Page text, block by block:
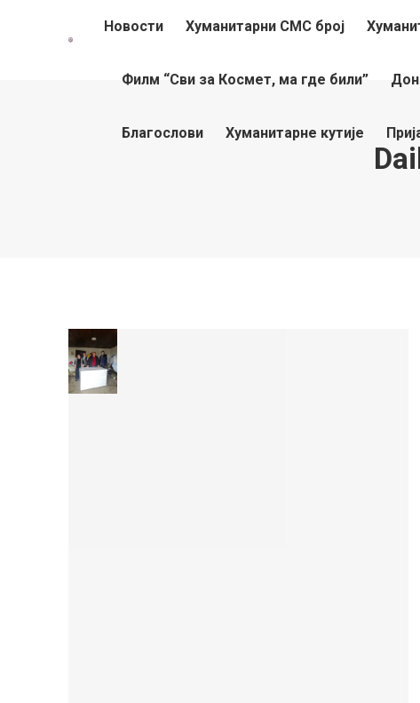
Новости Хуманитарни СМС број
Филм “Сви за Космет, ма где били”
Благослови Хуманитарне кутије